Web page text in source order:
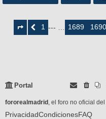
deAnterior
1 --- … 1689 1690
Portal
fororealmadrid , el foro no oficial
PrivacidadCondicionesFAQ